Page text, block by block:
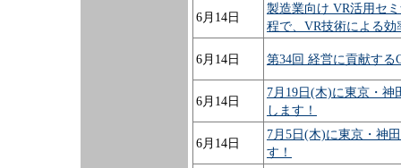
6月14日
製造業向け VR活用セ
程で、VR技術による効
6月14日 第34回 経営に貢献す
6月14日
7月19日(木)に東京・神
します！
6月14日
7月5日(木)に東京・神
す！